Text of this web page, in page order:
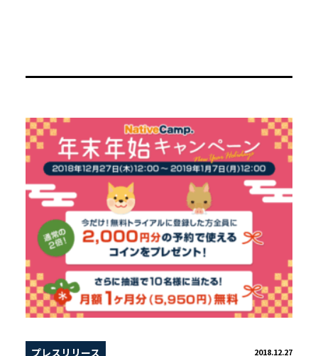
プレスリリース 2018.12.27